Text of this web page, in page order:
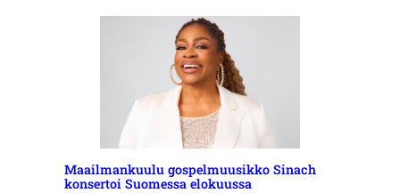
Maailmankuulu gospelmuusikko Sinach
konsertoi Suomessa elokuussa